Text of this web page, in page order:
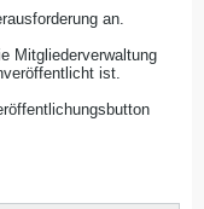
an.
Mitgliederverwaltung
ist.